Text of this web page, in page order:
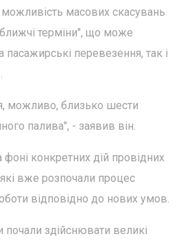
масових скасувань
терміни", що може
пасажирські перевезення, так і
можливо, близько шести
палива", - заявив він.
фоні конкретних дій провідних
вже розпочали процес
відповідно до нових умов.
здійснювати великі